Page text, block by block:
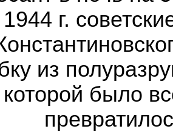
г.
из
которой было